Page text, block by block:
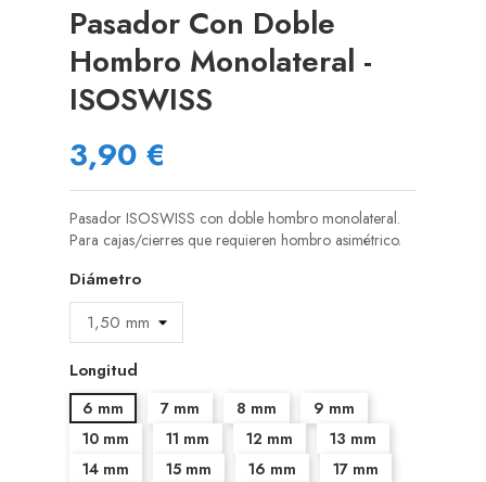
Pasador Con Doble
Hombro Monolateral -
ISOSWISS
3,90 €
Pasador ISOSWISS con doble hombro monolateral.
Para cajas/cierres que requieren hombro asimétrico.
Diámetro
Longitud
6 mm 7 mm 8 mm
9 mm
10 mm
11 mm 12 mm
13 mm
14 mm
15 mm 16 mm
17 mm